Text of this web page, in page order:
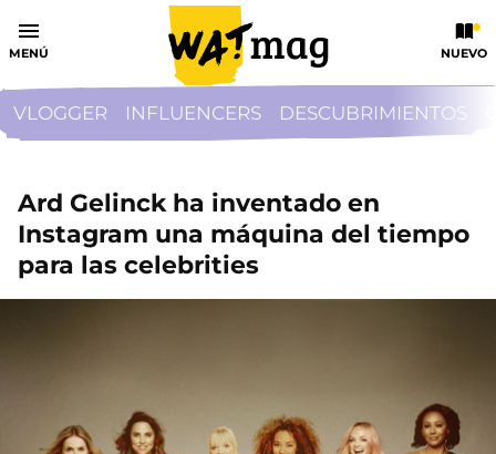
MENÚ NUEVO
VLOGGER INFLUENCERS DESCUBRIMIENTOS
Ard Gelinck ha inventado en
Instagram una máquina del tiempo
para las celebrities